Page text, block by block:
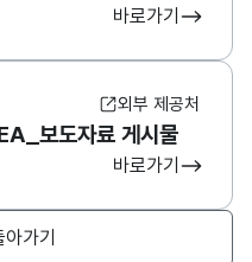
바로가기
외부 제공처
보도자료 게시물
바로가기
가기